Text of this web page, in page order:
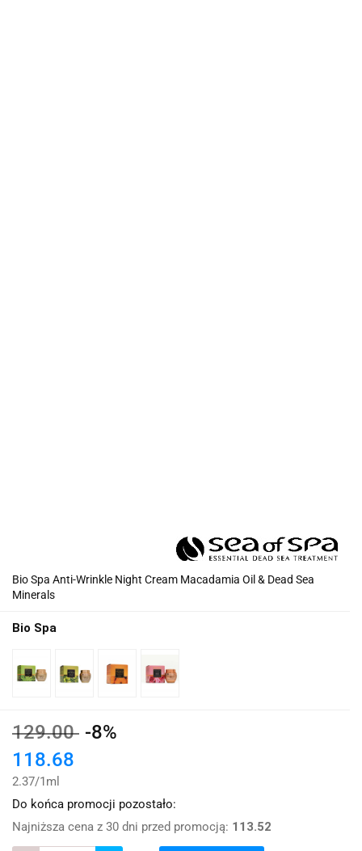
Bio Spa Anti-Wrinkle Night Cream Macadamia Oil & Dead Sea
Minerals
Bio Spa
129.00 -8%
118.68
2.37/1ml
Do końca promocji pozostało:
Najniższa cena z 30 dni przed promocją: 113.52